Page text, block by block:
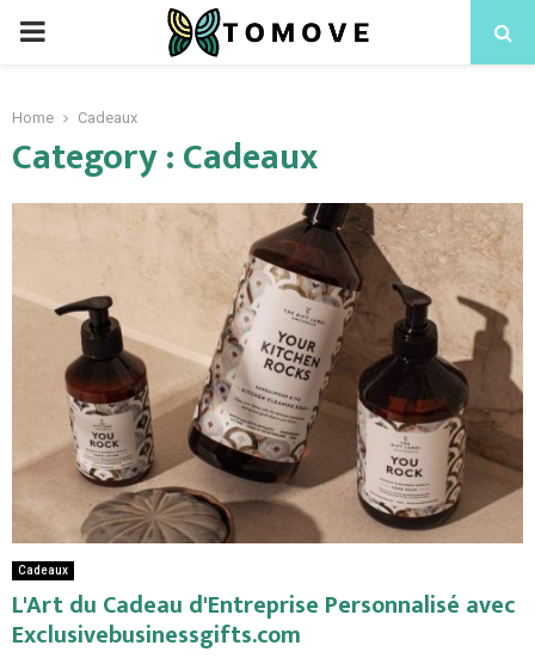
PRIMARY
Home Cadeaux
Category : Cadeaux
Cadeaux
L'Art du Cadeau d'Entreprise Personnalisé avec
Exclusivebusinessgifts.com